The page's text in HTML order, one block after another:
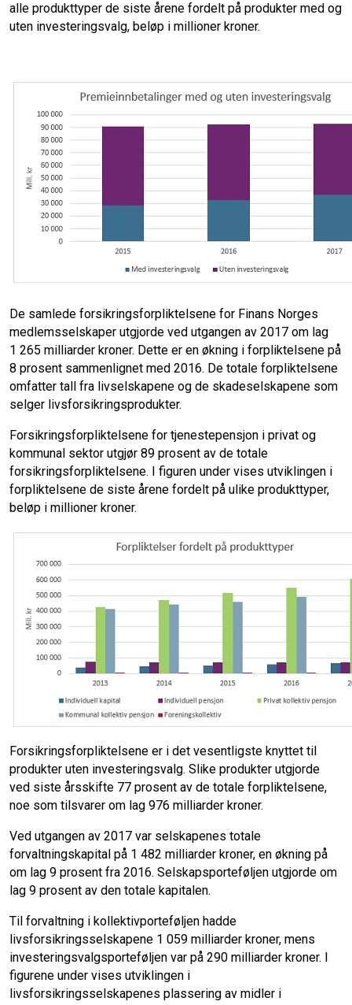
alle produkttyper de siste årene fordelt på produkter med og
uten investeringsvalg, beløp i millioner kroner.
De samlede forsikringsforpliktelsene for Finans Norges
medlemsselskaper utgjorde ved utgangen av 2017 om lag
1 265 milliarder kroner. Dette er en økning i forpliktelsene på
8 prosent sammenlignet med 2016. De totale forpliktelsene
omfatter tall fra livselskapene og de skadeselskapene som
selger livsforsikringsprodukter.
Forsikringsforpliktelsene for tjenestepensjon i privat og
kommunal sektor utgjør 89 prosent av de totale
forsikringsforpliktelsene. I figuren under vises utviklingen i
forpliktelsene de siste årene fordelt på ulike produkttyper,
beløp i millioner kroner.
Forsikringsforpliktelsene er i det vesentligste knyttet til
produkter uten investeringsvalg. Slike produkter utgjorde
ved siste årsskifte 77 prosent av de totale forpliktelsene,
noe som tilsvarer om lag 976 milliarder kroner.
Ved utgangen av 2017 var selskapenes totale
forvaltningskapital på 1 482 milliarder kroner, en økning på
om lag 9 prosent fra 2016. Selskapsporteføljen utgjorde om
lag 9 prosent av den totale kapitalen.
Til forvaltning i kollektivporteføljen hadde
livsforsikringsselskapene 1 059 milliarder kroner, mens
investeringsvalgsporteføljen var på 290 milliarder kroner. I
figurene under vises utviklingen i
livsforsikringsselskapenes plassering av midler i